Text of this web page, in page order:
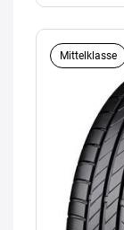
Mittelklasse